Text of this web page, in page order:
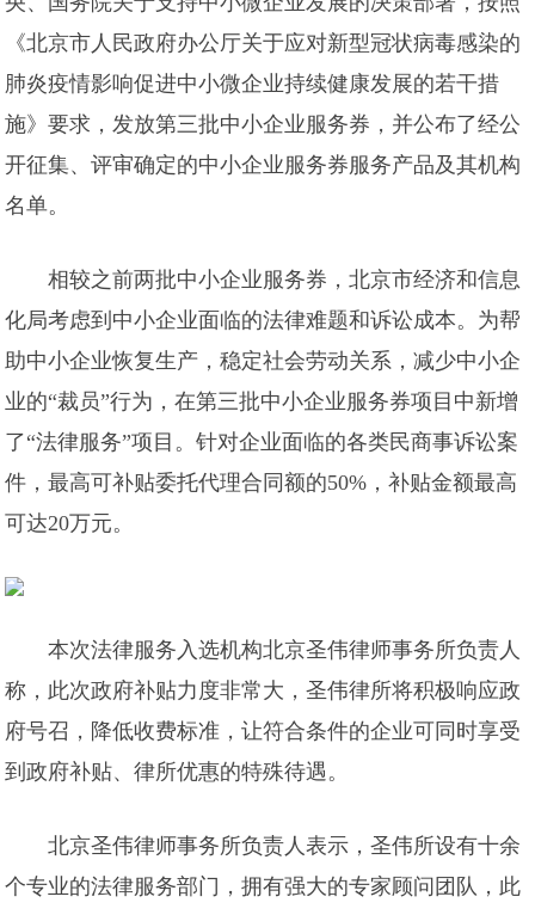
《北京市人民政府办公厅关于应对新型冠状病毒感染的
肺炎疫情影响促进中小微企业持续健康发展的若干措
施》要求，发放第三批中小企业服务券，并公布了经公
开征集、评审确定的中小企业服务券服务产品及其机构
名单。
相较之前两批中小企业服务券，北京市经济和信息
化局考虑到中小企业面临的法律难题和诉讼成本。为帮
助中小企业恢复生产，稳定社会劳动关系，减少中小企
业的“裁员”行为，在第三批中小企业服务券项目中新增
了“法律服务”项目。针对企业面临的各类民商事诉讼案
件，最高可补贴委托代理合同额的50%，补贴金额最高
可达20万元。
本次法律服务入选机构北京圣伟律师事务所负责人
称，此次政府补贴力度非常大，圣伟律所将积极响应政
府号召，降低收费标准，让符合条件的企业可同时享受
到政府补贴、律所优惠的特殊待遇。
北京圣伟律师事务所负责人表示，圣伟所设有十余
个专业的法律服务部门，拥有强大的专家顾问团队，此